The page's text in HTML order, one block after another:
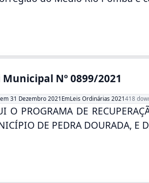
Municipal Nº 0899/2021
31 Dezembro 2021 EmLeis Ordinárias 2021 418
O PROGRAMA DE
DE PEDRA DOURADA, E